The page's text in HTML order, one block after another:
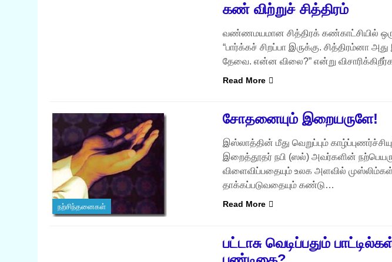
கண் விற்றுச் சித்திரம்
வண்ணமயமான சித்திரக் கண்காட்சியில்
“பார்க்கச் சிறப்பா இருக்கு. சித்திரம்னா
தேவை. என்ன விலை?” என்று
Read More
நற்சிந்தனைகள்
சோதனையும் இறையருளே!
இஸ்லாத்தின் மீது வெறுப்பும்
இறைத்தூதர் நபி (ஸல்) அவர்களின்
விளைவிப்பதையும் உலக அளவில்
தாக்கப்படுவதையும் கண்டு…
Read More
பட்டாசு வெடிப்பதும்